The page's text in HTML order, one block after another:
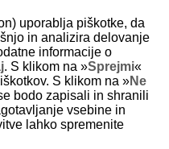
AE
uporablja piškotke, da
in analizira delovanje
informacije o
. S klikom na »Sprejmi«
S klikom na »Ne
bodo zapisali in shranili
vsebine in
lahko spremenite